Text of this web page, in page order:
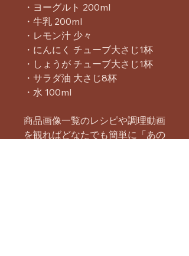
・ヨーグルト 200ml
・牛乳 200ml
・レモン汁 少々
・にんにく チューブ大さじ1杯
・しょうが チューブ大さじ1杯
・サラダ油 大さじ8杯
・水 100ml
商品画像一覧のレシピや調理動画
を観ればどなたでも簡単に「あの